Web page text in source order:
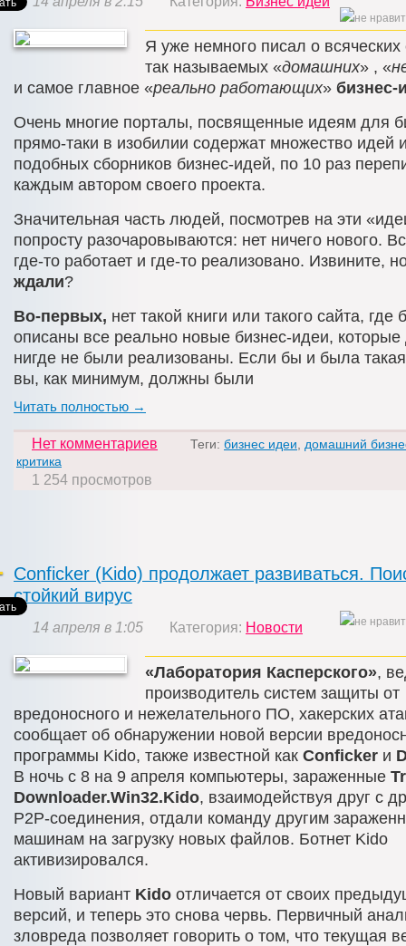
Я уже немного писал о всяческих
так называемых «домашних» , «
и самое главное «реально работающих» бизнес-
Очень многие порталы, посвященные идеям для
прямо-таки в изобилии содержат множество идей
подобных сборников бизнес-идей, по 10 раз
каждым автором своего проекта.
Значительная часть людей, посмотрев на эти
попросту разочаровываются: нет ничего нового.
где-то работает и где-то реализовано. Извините,
ждали?
Во-первых, нет такой книги или такого сайта,
описаны все реально новые бизнес-идеи, которые
нигде не были реализованы. Если бы и была такая
вы, как минимум, должны были
Читать полностью →
Нет комментариев Теги: бизнес идеи
домашний
критика
1 254 просмотров
Conficker (Kido) продолжает развиваться.
стойкий вирус
14 апреля в 1:05 Категория: Новости
«Лаборатория Касперского»,
производитель систем защиты от
вредоносного и нежелательного ПО, хакерских
сообщает об обнаружении новой версии
программы Kido, также известной как Conficker и
В ночь с 8 на 9 апреля компьютеры, зараженные
Downloader.Win32.Kido, взаимодействуя друг с
P2P-соединения, отдали команду другим
машинам на загрузку новых файлов. Ботнет Kido
активизировался.
Новый вариант Kido отличается от своих
версий, и теперь это снова червь. Первичный
зловреда позволяет говорить о том, что текущая